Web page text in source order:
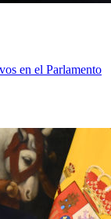
en el Parlamento